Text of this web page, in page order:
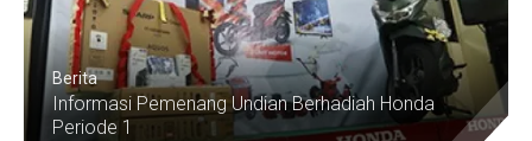
Berita
Informasi Pemenang Undian Berhadiah Honda
Periode 1